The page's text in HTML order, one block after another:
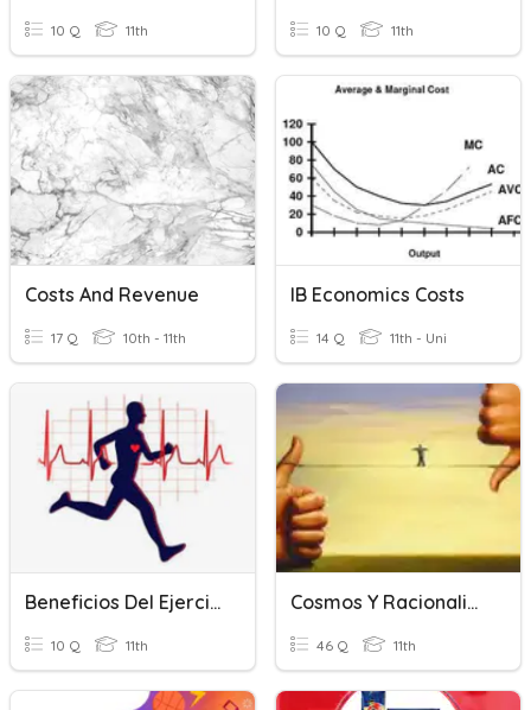
10 Q 11th 10 Q 11th
Costs And Revenue
17 Q 10th - 11th
IB Economics Costs
14 Q 11th - Uni
Beneficios Del Ejercicio Físico.
10 Q 11th
Cosmos Y Racionalidad Práctica_3º Evaluación
46 Q 11th